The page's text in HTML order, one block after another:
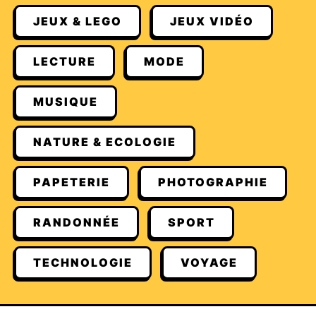
JEUX & LEGO JEUX VIDÉO
LECTURE MODE
MUSIQUE
NATURE & ECOLOGIE
PAPETERIE PHOTOGRAPHIE
RANDONNÉE SPORT
TECHNOLOGIE VOYAGE